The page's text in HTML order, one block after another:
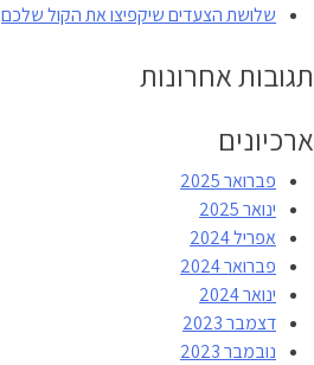
שלושת הצעדים שיקפיצו את הקול שלכם
תגובות אחרונות
ארכיונים
פברואר 2025
ינואר 2025
אפריל 2024
פברואר 2024
ינואר 2024
דצמבר 2023
נובמבר 2023